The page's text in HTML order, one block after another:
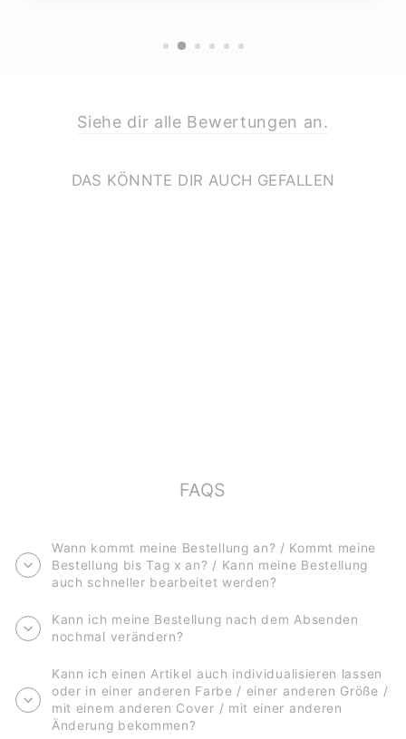
Siehe dir alle Bewertungen an.
DAS KÖNNTE DIR AUCH GEFALLEN
FAQS
Wann kommt meine Bestellung an? / Kommt meine
Bestellung bis Tag x an? / Kann meine Bestellung
auch schneller bearbeitet werden?
Kann ich meine Bestellung nach dem Absenden
nochmal verändern?
Kann ich einen Artikel auch individualisieren lassen
oder in einer anderen Farbe / einer anderen Größe /
mit einem anderen Cover / mit einer anderen
Änderung bekommen?